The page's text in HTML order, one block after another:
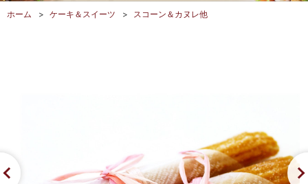
ホーム > ケーキ＆スイーツ > スコーン＆カヌレ他